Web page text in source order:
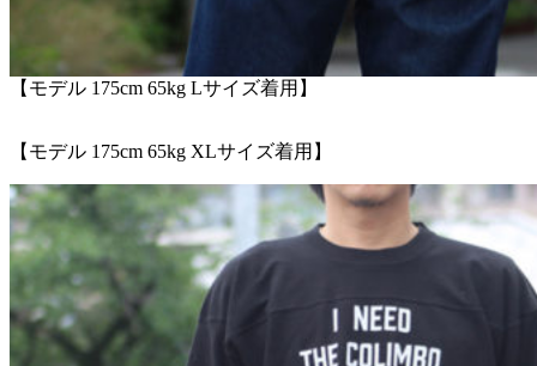
【モデル 175cm 65kg Lサイズ着用】
【モデル 175cm 65kg XLサイズ着用】